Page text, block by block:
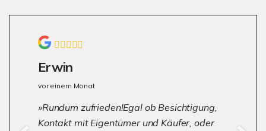
Erwin
vor einem Monat
Rundum zufrieden!Egal ob Besichtigung,
Kontakt mit Eigentümer und Käufer, oder